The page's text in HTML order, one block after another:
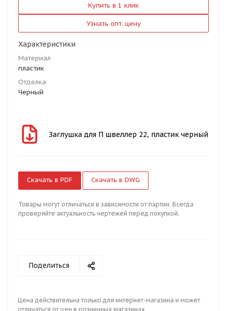
Купить в 1 клик
Узнать опт. цену
Характеристики
Материал
пластик
Отделка
Черный
Заглушка для П швеллер 22, пластик черный
Скачать в PDF Скачать в DWG
Товары могут отличаться в зависимости от партии. Всегда
проверяйте актуальность чертежей перед покупкой.
Поделиться
Цена действительна только для интернет-магазина и может
отличаться от цен в розничных магазинах